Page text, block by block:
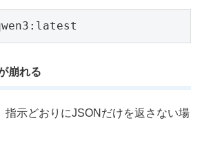
崩れる
指示どおりにJSONだけを返さない場